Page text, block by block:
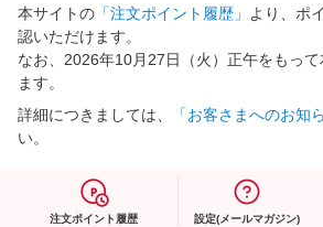
本サイトの 「注文ポイント履歴」
より、ポ
認いただけます。
なお、2026年10月27日（火）正午をもっ
ます。
詳細につきましては、
「お客さまへのお知
い。
注文ポイント履歴 設定(メールマガジン)